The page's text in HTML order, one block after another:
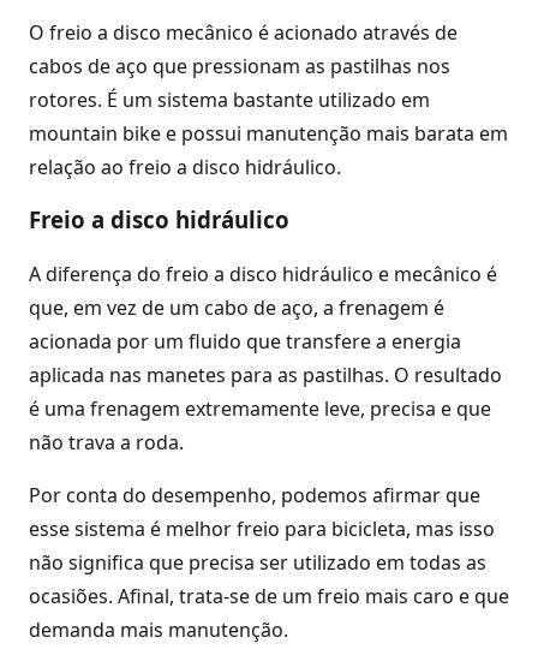
O freio a disco mecânico é acionado através de
cabos de aço que pressionam as pastilhas nos
rotores. É um sistema bastante utilizado em
mountain bike e possui manutenção mais barata em
relação ao freio a disco hidráulico.
Freio a disco hidráulico
A diferença do freio a disco hidráulico e mecânico é
que, em vez de um cabo de aço, a frenagem é
acionada por um fluido que transfere a energia
aplicada nas manetes para as pastilhas. O resultado
é uma frenagem extremamente leve, precisa e que
não trava a roda.
Por conta do desempenho, podemos afirmar que
esse sistema é melhor freio para bicicleta, mas isso
não significa que precisa ser utilizado em todas as
ocasiões. Afinal, trata-se de um freio mais caro e que
demanda mais manutenção.